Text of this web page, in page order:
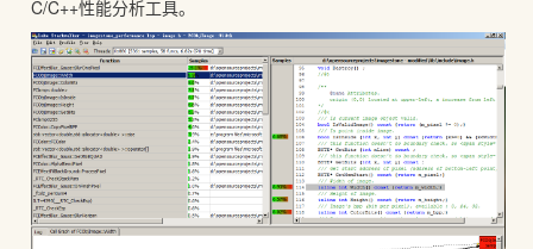
C/C++性能分析工具。